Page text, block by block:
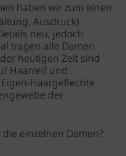
haben wir zum einen
Ausdruck)
neu, jedoch
tragen alle Damen
heutigen Zeit sind
Haarreif und
Haargeflechte
der
einzelnen Damen?